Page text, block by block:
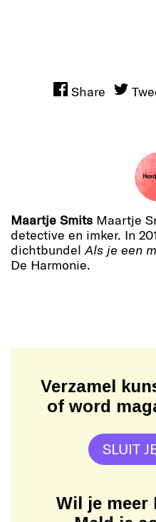
Share
Maartje Smits Maartje
detective en imker. In
dichtbundelAls je een
De Harmonie.
Verzamel
of word
SLUIT
Wil je meer